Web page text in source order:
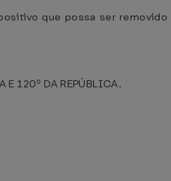
que possa ser removido
E 120º DA REPÚBLICA.